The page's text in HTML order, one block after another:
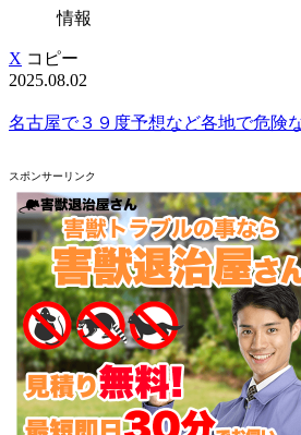
情報
X コピー
2025.08.02
名古屋で３９度予想など各地で危険
スポンサーリンク